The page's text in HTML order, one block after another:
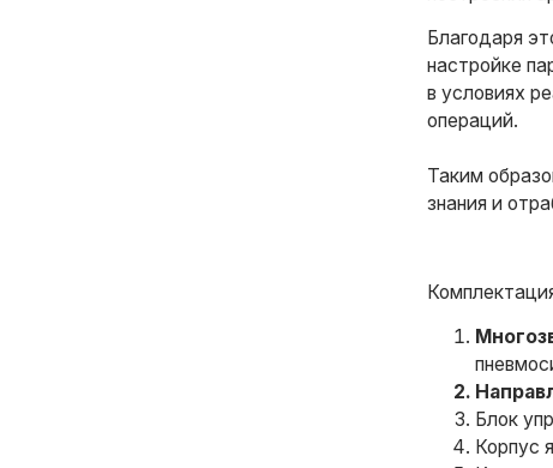
Благодаря
настройке
в условиях
операций.
Таким
знания и
Блок
Корпус